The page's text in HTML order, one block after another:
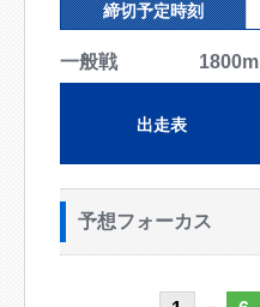
締切予定時刻
一般戦 1800m
出走表
予想フォーカス